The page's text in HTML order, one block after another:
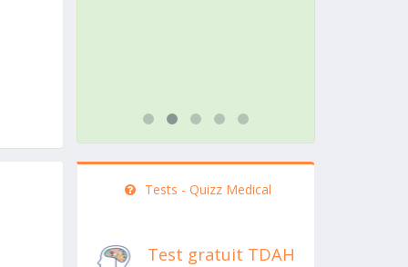
Tests - Quizz Medical
Test gratuit TDAH